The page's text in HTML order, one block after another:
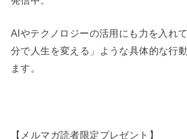
AIやテクノロジーの活用にも力を入れ
分で人生を変える」ような具体的な行
ます。
【メルマガ読者限定プレゼント】